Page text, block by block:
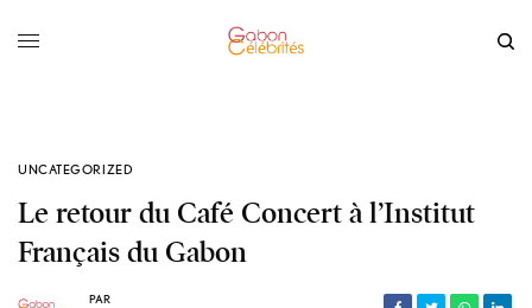
UNCATEGORIZED
Le retour du Café Concert à l’Institut
Français du Gabon
PAR